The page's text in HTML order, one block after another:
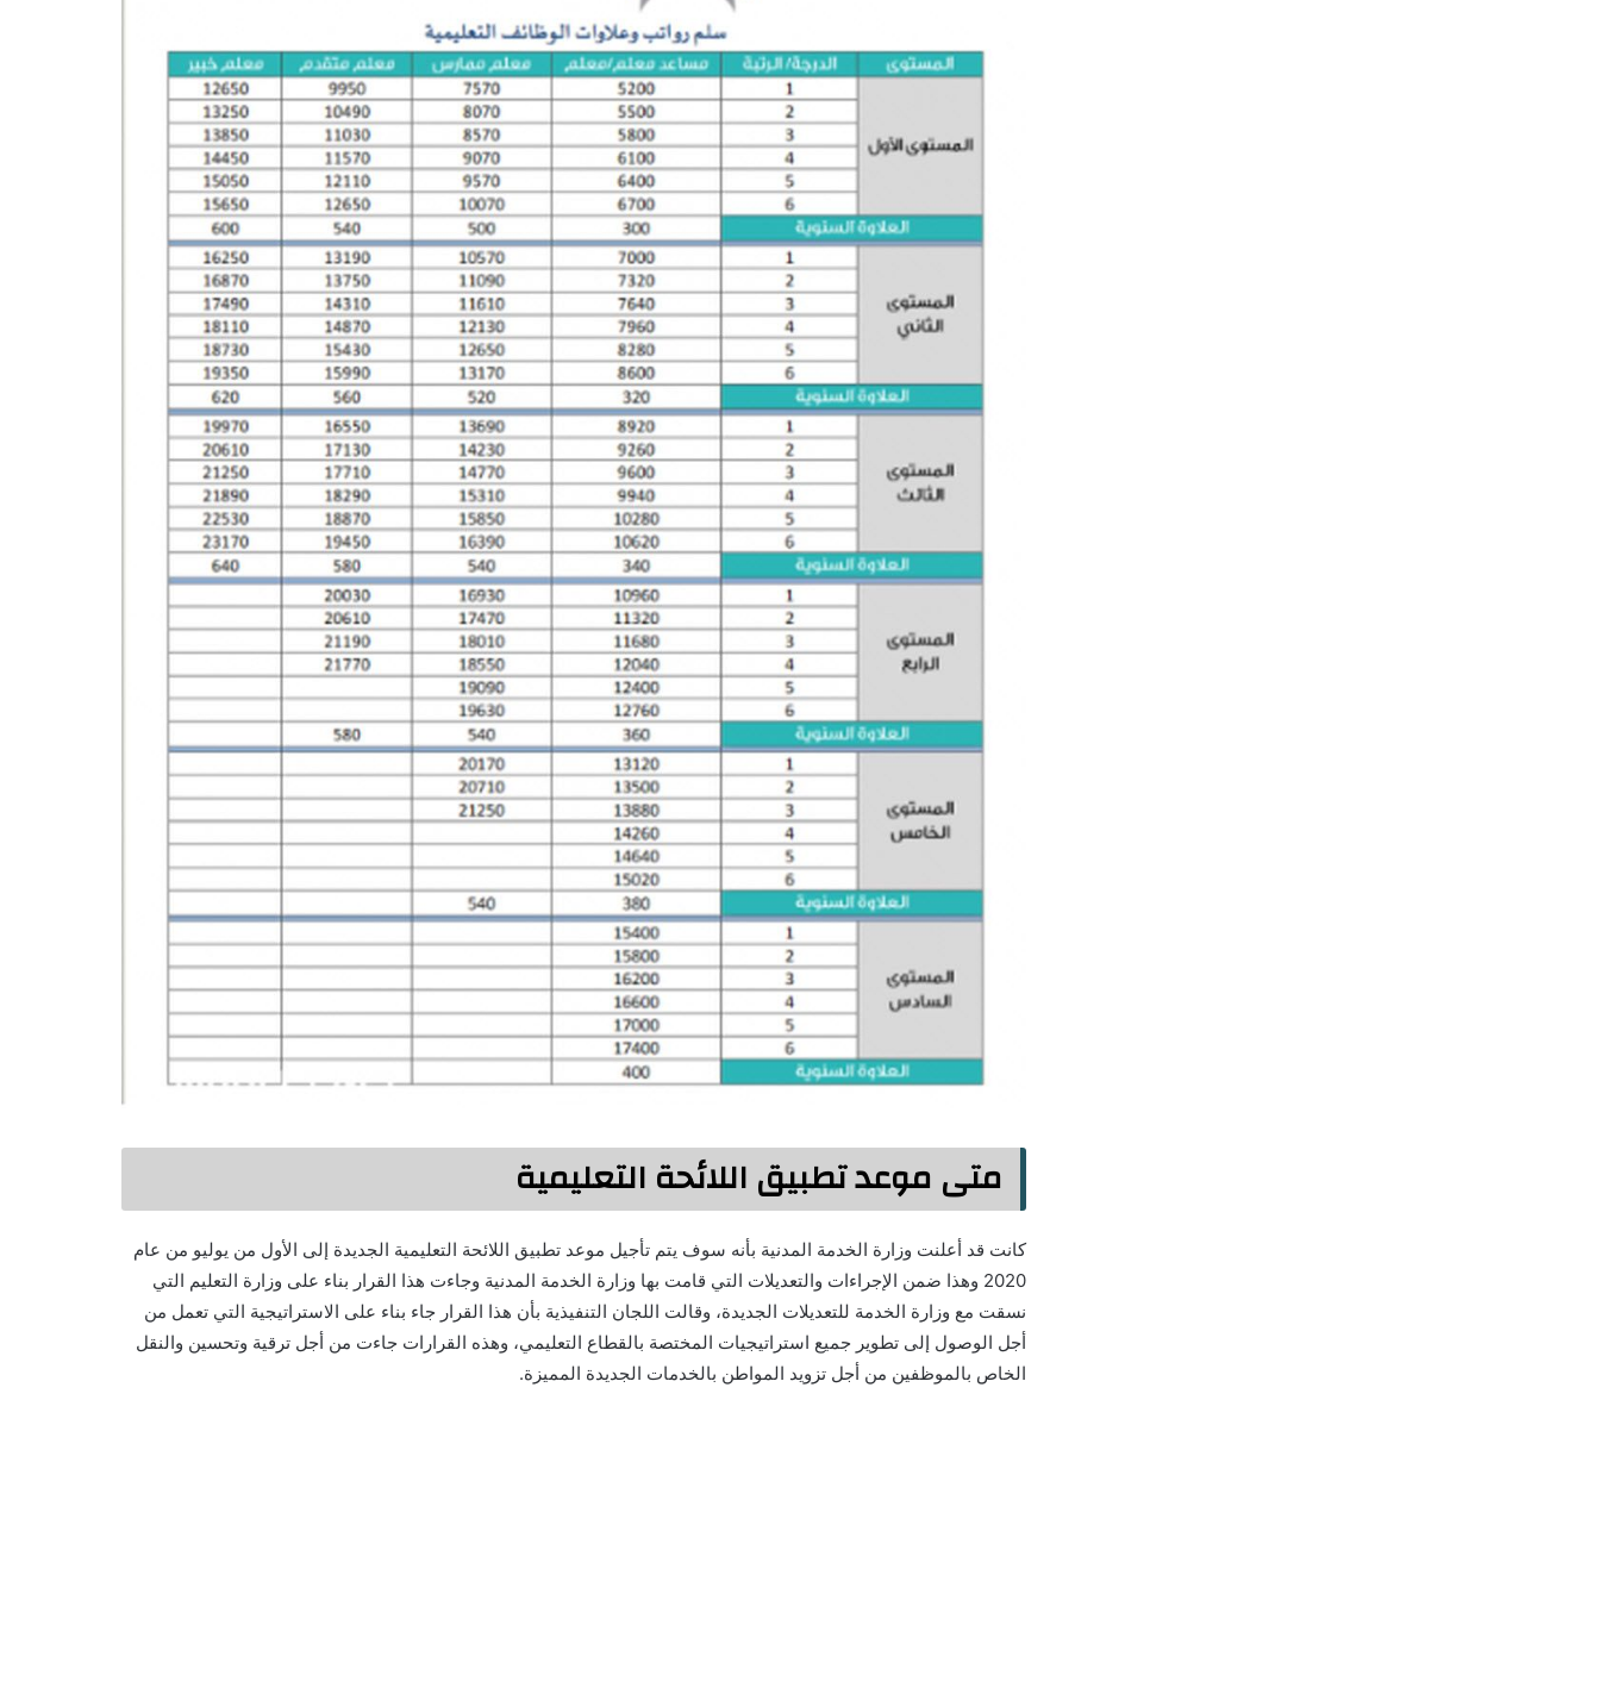
متى موعد تطبيق اللائحة التعليمية
كانت قد أعلنت وزارة الخدمة المدنية بأنه سوف يتم تأجيل موعد تطبيق اللائحة التعليمية الجديدة إلى الأول من يوليو من عام
2020 وهذا ضمن الإجراءات والتعديلات التي قامت بها وزارة الخدمة المدنية وجاءت هذا القرار بناء على وزارة التعليم التي
نسقت مع وزارة الخدمة للتعديلات الجديدة، وقالت اللجان التنفيذية بأن هذا القرار جاء بناء على الاستراتيجية التي تعمل من
أجل الوصول إلى تطوير جميع استراتيجيات المختصة بالقطاع التعليمي، وهذه القرارات جاءت من أجل ترقية وتحسين والنقل
الخاص بالموظفين من أجل تزويد المواطن بالخدمات الجديدة المميزة.